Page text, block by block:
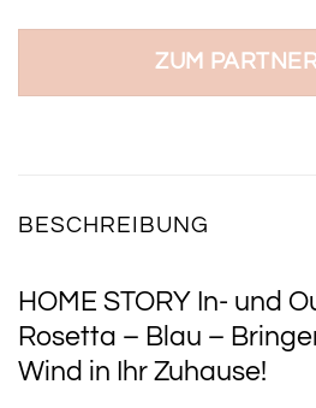
ZUM
BESCHREIBUNG
HOME STORY In- und
Rosetta – Blau –
Wind in Ihr Zuhause!